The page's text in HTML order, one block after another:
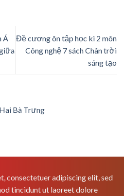
Á
Đề cương ôn tập học kì 2 môn
Công nghệ 7 sách Chân trời
sáng tạo
Bà Trưng
consectetuer adipiscing elit, sed
tincidunt ut laoreet dolore